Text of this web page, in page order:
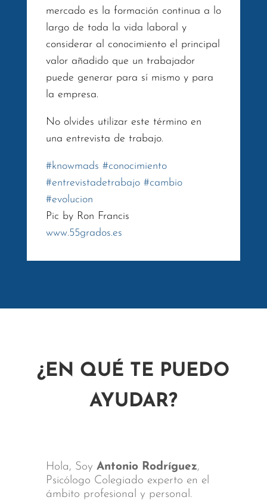
mercado es la formación continua a lo
largo de toda la vida laboral y
considerar al conocimiento el principal
valor añadido que un trabajador
puede generar para sí mismo y para
la empresa.
No olvides utilizar este término en
una entrevista de trabajo.
#knowmads #conocimiento
#entrevistadetrabajo #cambio
#evolucion
Pic by Ron Francis
www.55grados.es
¿EN QUÉ TE PUEDO
AYUDAR?
Hola, Soy Antonio Rodríguez,
Psicólogo Colegiado experto en el
ámbito profesional y personal.